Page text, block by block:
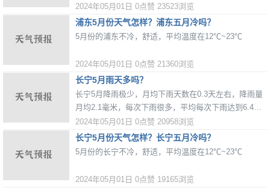
米。
2024年05月01日 0点赞 23523浏览
浦东5月份天气怎样？浦东五月冷吗？
5月份的浦东不冷，舒适，平均温度在12℃~23℃
2024年05月01日 0点赞 21360浏览
长宁5月雨天多吗？
长宁5月降雨极少，月均下雨天数在0.3天左右，降雨量
月均2.1毫米，每次下雨很多，平均每次下雨达到6.4毫
米。
2024年05月01日 0点赞 20958浏览
长宁5月份天气怎样？长宁五月冷吗？
5月份的长宁不冷，舒适，平均温度在12℃~23℃
2024年05月01日 0点赞 19165浏览